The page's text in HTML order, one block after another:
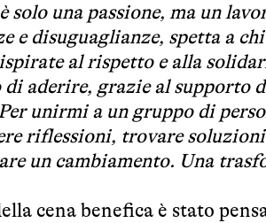
solo una passione, ma un
e disuguaglianze, spetta a
al rispetto e alla
di aderire, grazie al supporto
unirmi a un gruppo di
riflessioni, trovare
un cambiamento. Una
cena benefica è stato